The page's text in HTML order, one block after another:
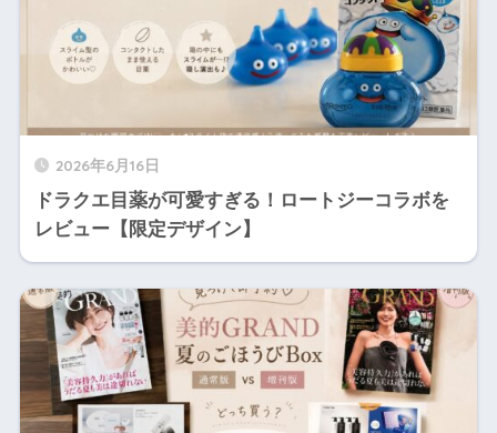
2026年6月16日
ドラクエ目薬が可愛すぎる！ロートジーコラボを
レビュー【限定デザイン】